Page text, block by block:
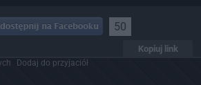
50
Kopiuj link
Dodaj do przyjaciół